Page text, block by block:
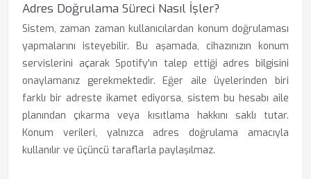
Adres Doğrulama Süreci Nasıl İşler?
Sistem, zaman zaman kullanıcılardan konum doğrulaması
yapmalarını isteyebilir. Bu aşamada, cihazınızın konum
servislerini açarak Spotify'ın talep ettiği adres bilgisini
onaylamanız gerekmektedir. Eğer aile üyelerinden biri
farklı bir adreste ikamet ediyorsa, sistem bu hesabı aile
planından çıkarma veya kısıtlama hakkını saklı tutar.
Konum verileri, yalnızca adres doğrulama amacıyla
kullanılır ve üçüncü taraflarla paylaşılmaz.